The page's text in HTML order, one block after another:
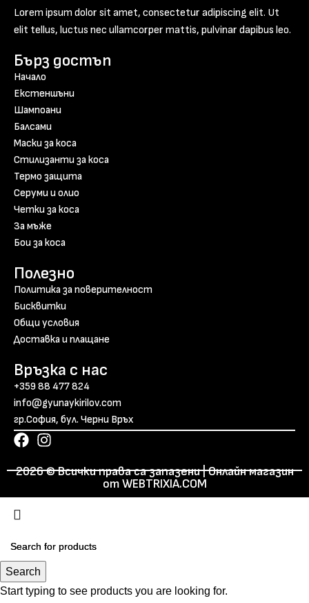
Lorem ipsum dolor sit amet, consectetur adipiscing elit. Ut
elit tellus, luctus nec ullamcorper mattis, pulvinar dapibus leo.
Бърз достъп
Начало
Екстеншъни
Шампоани
Балсами
Маски за коса
Стилизанти за коса
Термо защита
Серуми и олио
Четки за коса
За мъже
Бои за коса
Полезно
Политика за поверителност
Бисквитки
Общи условия
Доставка и плащане
Връзка с нас
+359 88 477 824
info@gyunaykirilov.com
гр.София, бул. Черни Връх
2026 © Всички права са запазени | Онлайн магазин
от WEBTRIXIA.COM
Search
Start typing to see products you are looking for.
Search